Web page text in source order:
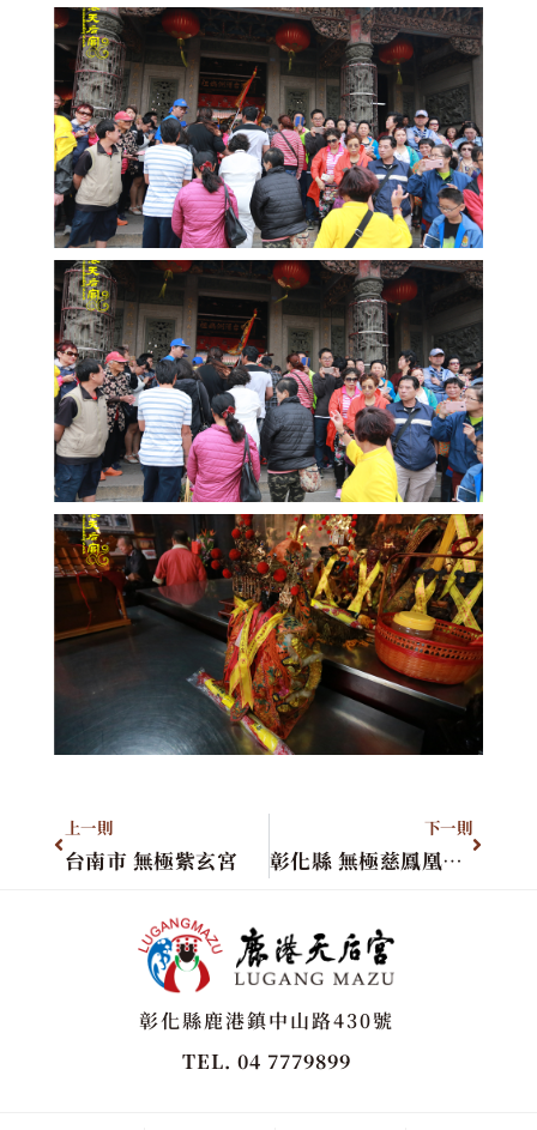
上一則
台南市 無極紫玄宮
下一則
彰化縣 無極慈鳳凰天宮
彰化縣鹿港鎮中山路430號
TEL. 04 7779899